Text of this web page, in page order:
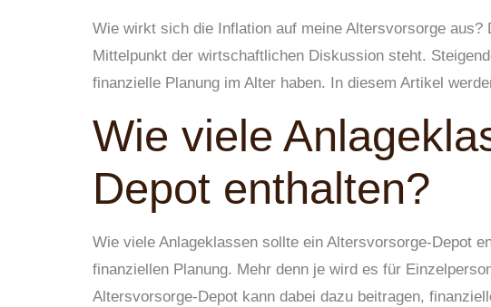
Wie wirkt sich die Inflation auf meine Altersvorsorge
Mittelpunkt der wirtschaftlichen Diskussion steht.
finanzielle Planung im Alter haben. In diesem Artikel
Wie viele
Depot enthalten?
Wie viele Anlageklassen sollte ein Altersvorsorge-Depot
finanziellen Planung. Mehr denn je wird es für
Altersvorsorge-Depot kann dabei dazu beitragen,